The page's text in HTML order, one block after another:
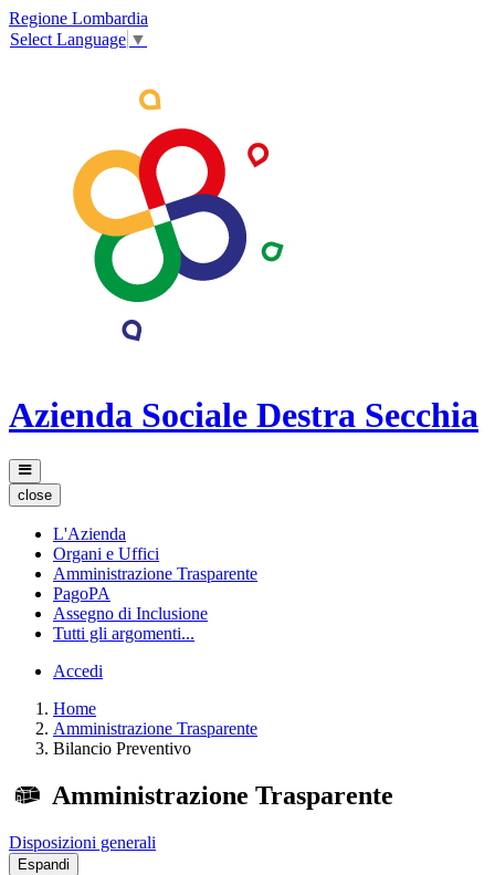
Regione Lombardia
Select Language ▼
Azienda Sociale Destra Secchia
close
L'Azienda
Organi e Uffici
Amministrazione Trasparente
PagoPA
Assegno di Inclusione
Tutti gli argomenti...
Accedi
Home
Amministrazione Trasparente
Bilancio Preventivo
Amministrazione Trasparente
Disposizioni generali
Espandi